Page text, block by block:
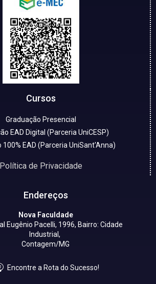
Cursos
Graduação Presencial
EAD Digital (Parceria UniCESP)
100% EAD (Parceria UniSant'Anna)
Política de Privacidade
Endereços
Nova Faculdade
Eugênio Pacelli, 1996, Bairro: Cidade
Industrial,
Contagem/MG
Encontre a Rota do Sucesso!